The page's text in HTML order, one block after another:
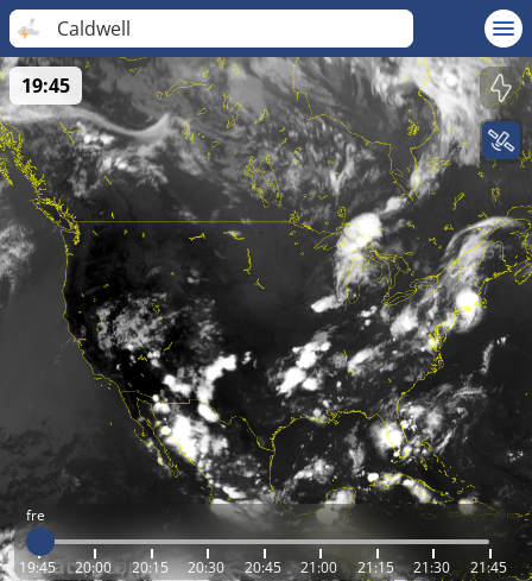
Caldwell
fre
19:45 20:00 20:15 20:30 20:45 21:00 21:15 21:30 21:45
19:45